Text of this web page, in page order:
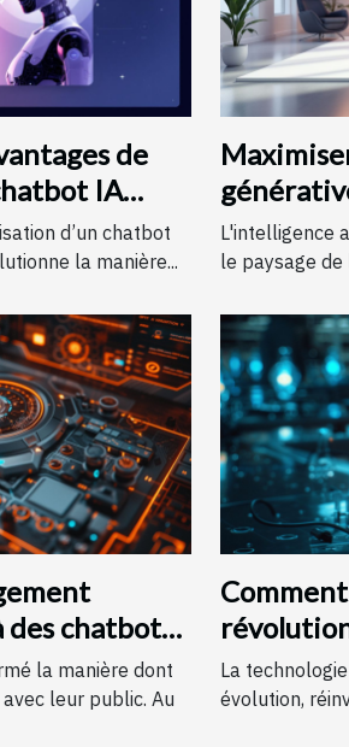
de
IA
d’un chatbot
la manière...
contenu
L'intelligence
le paysage
chatbots
la manière dont
leur public. Au
internet
La
évolution,